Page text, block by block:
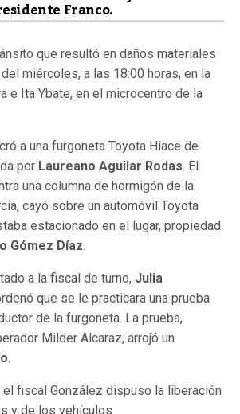
Franco.
que resultó en daños materiales
miércoles, a las 18:00 horas, en la
e Ita Ybate, en el microcentro de la
a una furgoneta Toyota Hiace de
por Laureano Aguilar Rodas. El
una columna de hormigón de la
cayó sobre un automóvil Toyota
estacionado en el lugar, propiedad
Gómez Díaz.
a la fiscal de turno, Julia
que se le practicara una prueba
de la furgoneta. La prueba,
Milder Alcaraz, arrojó un
.
el fiscal González dispuso la liberación
y de los vehículos.